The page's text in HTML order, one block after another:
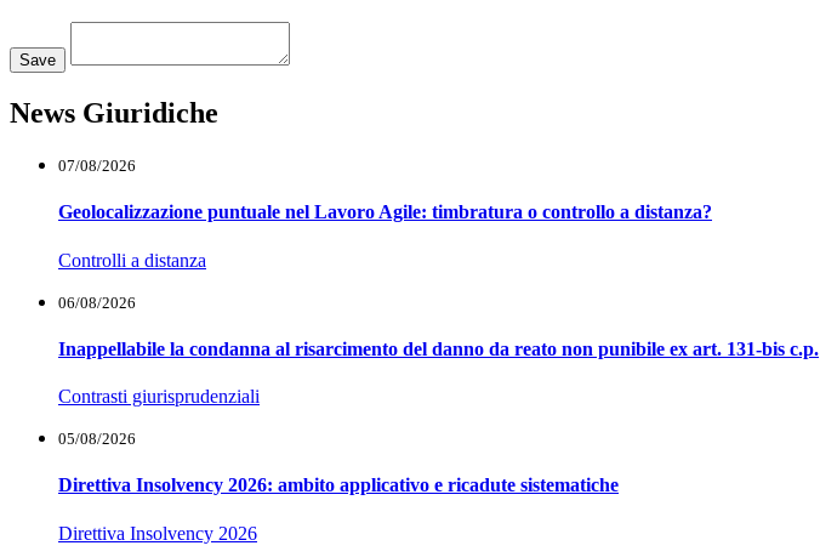
Save
News Giuridiche
07/08/2026
Geolocalizzazione puntuale nel Lavoro Agile: timbratura o controllo a distanza?
Controlli a distanza
06/08/2026
Inappellabile la condanna al risarcimento del danno da reato non punibile ex art. 131-bis c.p.
Contrasti giurisprudenziali
05/08/2026
Direttiva Insolvency 2026: ambito applicativo e ricadute sistematiche
Direttiva Insolvency 2026